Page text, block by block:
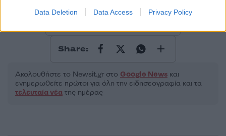
Data Deletion Data Access Privacy Policy
ΝΤΟΝΑΛΝΤ ΤΡΑΜΠ
ΠΥΡΗΝΙΚΕΣ ΕΓΚΑΤΑΣΤΑΣΕΙΣ
Share:
Ακολουθήστε το Νewsit.gr στο Google News και
ενημερωθείτε πρώτοι για όλη την ειδησεογραφία και τα
τελευταία νέα της ημέρας